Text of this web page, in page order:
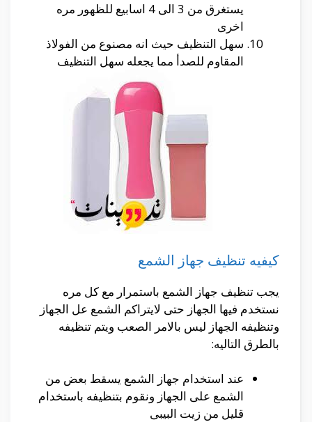
يستغرق من 3 الى 4 اسابيع للظهور مره
اخرى
سهل التنظيف حيث انه مصنوع من الفولاذ
المقاوم للصدأ مما يجعله سهل التنظيف
كيفيه تنظيف جهاز الشمع
يجب تنظيف جهاز الشمع باستمرار مع كل مره
نستخدم فيها الجهاز حتى لايتراكم الشمع عل الجهاز
وتنظيفه الجهاز ليس بالامر الصعب ويتم تنظيفه
بالطرق التاليه:
عند استخدام جهاز الشمع يسقط بعض من
الشمع على الجهاز ونقوم بتنظيفه باستخدام
قليل من زيت البيبى